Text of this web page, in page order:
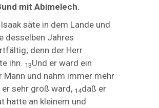
mit Abimelech.
säte in dem Lande und
desselben Jahres
denn der Herr
ihn. 13Und er ward ein
Mann und nahm immer mehr
er sehr groß ward, 14daß er
hatte an kleinem und